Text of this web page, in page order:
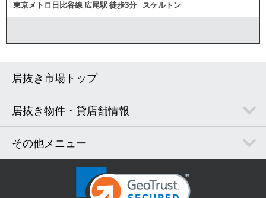
東京メトロ日比谷線 広尾駅徒歩3分 スケルトン
居抜き市場トップ
居抜き物件・貸店舗情報
その他メニュー